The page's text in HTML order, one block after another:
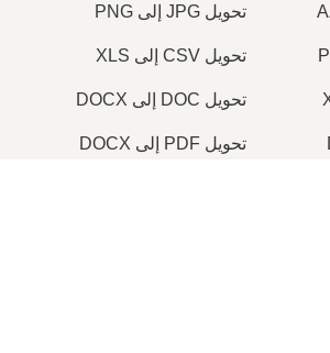
تحويل JPG إلى PNG
تحويل CSV إلى XLS
تحويل DOC إلى DOCX
تحويل PDF إلى DOCX